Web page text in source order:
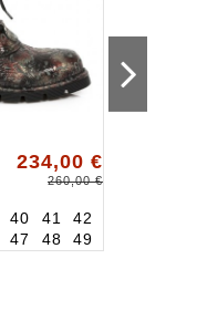
234,00 €
260,00 €
40 41
42
47 48 49